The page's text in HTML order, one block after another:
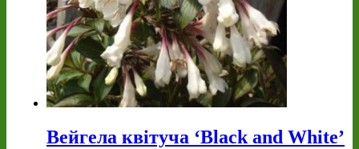
Вейгела квітуча ‘Black and White’